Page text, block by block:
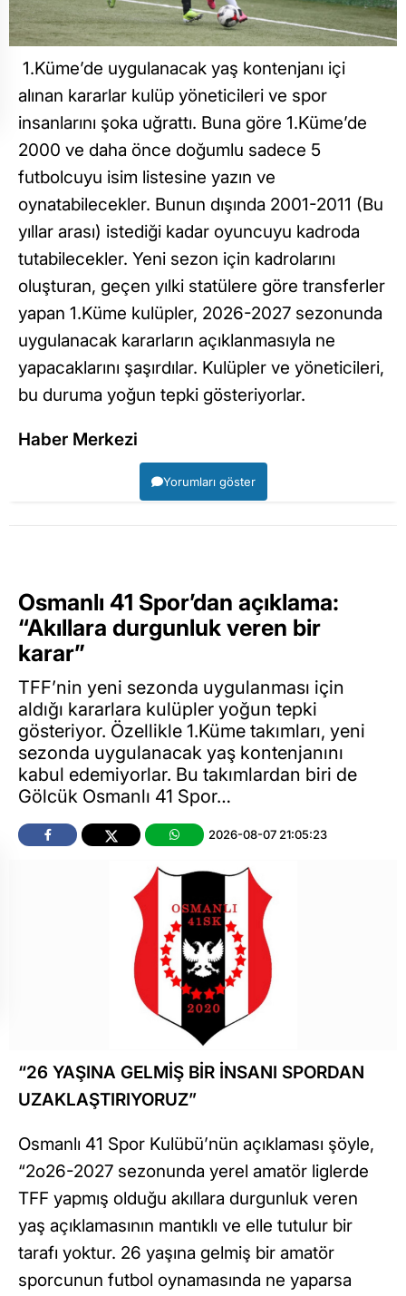
1.Küme’de uygulanacak yaş kontenjanı içi
alınan kararlar kulüp yöneticileri ve spor
insanlarını şoka uğrattı. Buna göre 1.Küme’de
2000 ve daha önce doğumlu sadece 5
futbolcuyu isim listesine yazın ve
oynatabilecekler. Bunun dışında 2001-2011 (Bu
yıllar arası) istediği kadar oyuncuyu kadroda
tutabilecekler. Yeni sezon için kadrolarını
oluşturan, geçen yılki statülere göre transferler
yapan 1.Küme kulüpler, 2026-2027 sezonunda
uygulanacak kararların açıklanmasıyla ne
yapacaklarını şaşırdılar. Kulüpler ve yöneticileri,
bu duruma yoğun tepki gösteriyorlar.
Haber Merkezi
Yorumları göster
Osmanlı 41 Spor’dan açıklama:
“Akıllara durgunluk veren bir
karar”
TFF’nin yeni sezonda uygulanması için
aldığı kararlara kulüpler yoğun tepki
gösteriyor. Özellikle 1.Küme takımları, yeni
sezonda uygulanacak yaş kontenjanını
kabul edemiyorlar. Bu takımlardan biri de
Gölcük Osmanlı 41 Spor…
2026-08-07 21:05:23
“26 YAŞINA GELMİŞ BİR İNSANI SPORDAN
UZAKLAŞTIRIYORUZ”
Osmanlı 41 Spor Kulübü’nün açıklaması şöyle,
“2o26-2027 sezonunda yerel amatör liglerde
TFF yapmış olduğu akıllara durgunluk veren
yaş açıklamasının mantıklı ve elle tutulur bir
tarafı yoktur. 26 yaşına gelmiş bir amatör
sporcunun futbol oynamasında ne yaparsa